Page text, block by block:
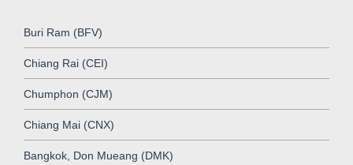
Buri Ram (BFV)
Chiang Rai (CEI)
Chumphon (CJM)
Chiang Mai (CNX)
Bangkok, Don Mueang (DMK)